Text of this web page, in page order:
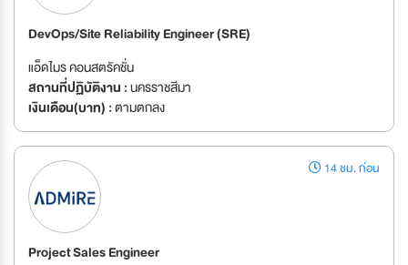
DevOps/Site Reliability Engineer (SRE)
แอ็ดไมร คอนสตรัคชั่น
สถานที่ปฏิบัติงาน :นครราชสีมา
เงินเดือน(บาท) :ตามตกลง
14 ชม. ก่อน
Project Sales Engineer